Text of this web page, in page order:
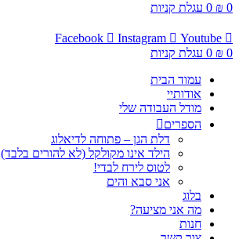
₪ 0
0 עגלת קניות
Facebook Instagram
Youtube
₪ 0
0 עגלת קניות
עמוד הבית
אודותיי
מודל העבודה שלי
הספרים
דלת הגן – פתוחה לדיאלוג
הילד אינו מקולקל (לא להורים בלבד)
לטוס לירח לבדי!
אני סבא והים
בלוג
מה אני מציעה?
חנות